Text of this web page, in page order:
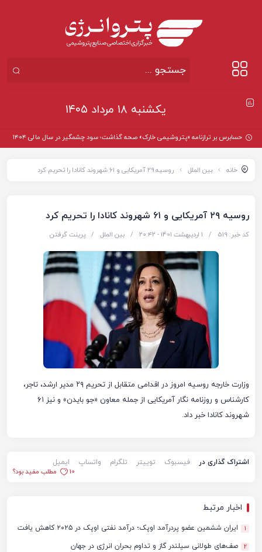
یکشنبه ۱۸ مرداد ۱۴۰۵
حسابرس بر ترازنامه «پتروشیمی خارک» صحه گذاشت؛ سود چشمگیر در سال مالی ۱۴۰۴
خانه بین الملل روسیه ۲۹ آمریکایی و ۶۱ شهروند کانادا را تحریم کرد
روسیه ۲۹ آمریکایی و ۶۱ شهروند کانادا را تحریم کرد
کد خبر: 519 / 1 اردیبهشت 1401 - ۲۰:۴۲ / بین الملل / پرینت گرفتن
وزارت خارجه روسیه امروز در اقدامی متقابل از تحریم ۲۹ مدیر ارشد، تاجر،
کارشناس و روزنامه نگار آمریکایی از جمله معاون «جو بایدن» و نیز ۶۱
شهروند کانادا خبر داد.
اشتراک گذاری در فیسبوک توییتر تلگرام واتساپ
ایمیل
10
مطلب مفید بود؟
اخبار مرتبط
1 ایران ششمین عضو پردرآمد اوپک؛ درآمد نفتی اوپک در ۲۰۲۵ کاهش یافت
2 صف‌های طولانی سیلندر گاز و تداوم بحران انرژی در جهان